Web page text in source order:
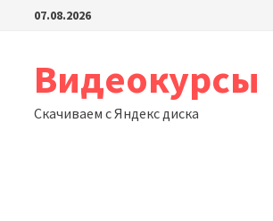
Перейти07.08.2026
Видеокурсы
Скачиваем с Яндекс диска